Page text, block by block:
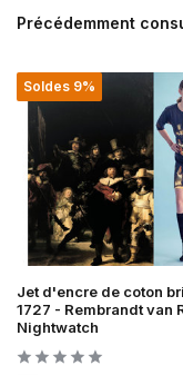
Précédemment
Soldes 9%
Jet d'encre de coton
1727 - Rembrandt van
Nightwatch